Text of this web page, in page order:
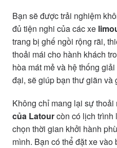
Bạn sẽ được trải nghiệm
đủ tiện nghi của các xe
trang bị ghế ngồi rộng rãi,
thoải mái cho hành khách
hòa mát mẻ và hệ thống
đại, sẽ giúp bạn thư giãn và
Không chỉ mang lại sự thoải
của Latourcòn có lịch trình
chọn thời gian khởi hành
mình. Bạn có thể đặt xe